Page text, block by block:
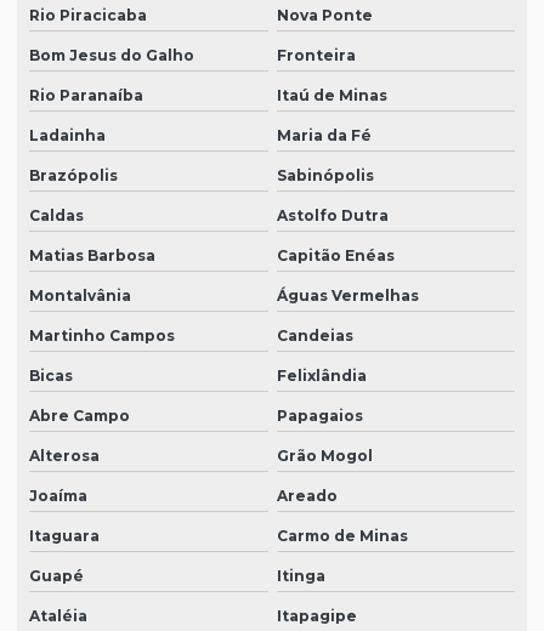
Rio Piracicaba Nova Ponte
Bom Jesus do Galho Fronteira
Rio Paranaíba Itaú de Minas
Ladainha Maria da Fé
Brazópolis Sabinópolis
Caldas Astolfo Dutra
Matias Barbosa Capitão Enéas
Montalvânia Águas Vermelhas
Martinho Campos Candeias
Bicas Felixlândia
Abre Campo Papagaios
Alterosa Grão Mogol
Joaíma Areado
Itaguara Carmo de Minas
Guapé Itinga
Ataléia Itapagipe